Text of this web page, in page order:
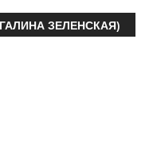
ЗЕЛЕНСКАЯ)